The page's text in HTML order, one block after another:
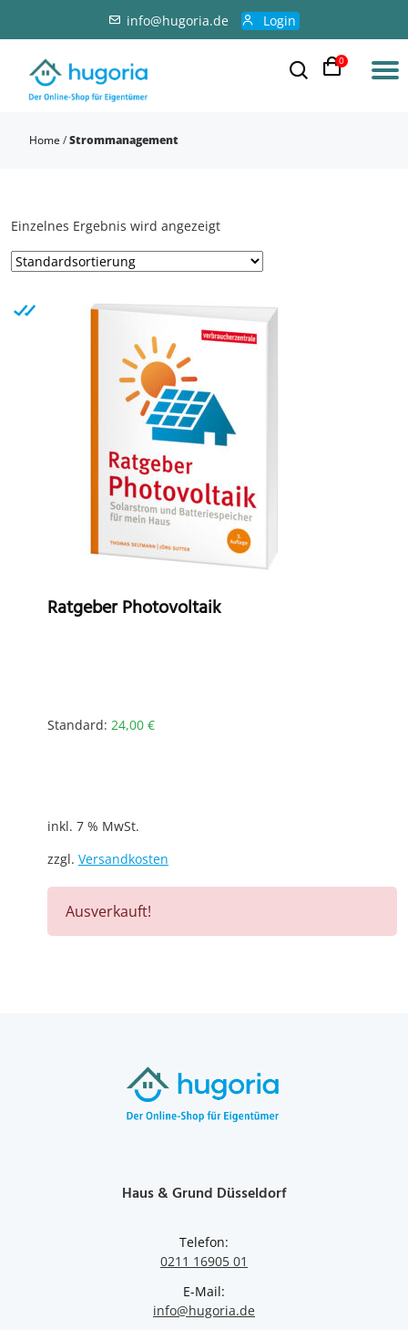
info@hugoria.de Login
0
Home /Strommanagement
Einzelnes Ergebnis wird angezeigt
Ratgeber Photovoltaik
Standard: 24,00 €
inkl. 7 % MwSt.
zzgl. Versandkosten
Ausverkauft!
Haus & Grund Düsseldorf
Telefon:
0211 16905 01
E-Mail:
info@hugoria.de